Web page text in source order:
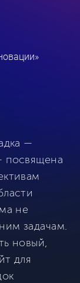
—
посвящена
не
задачам.
новый,
для